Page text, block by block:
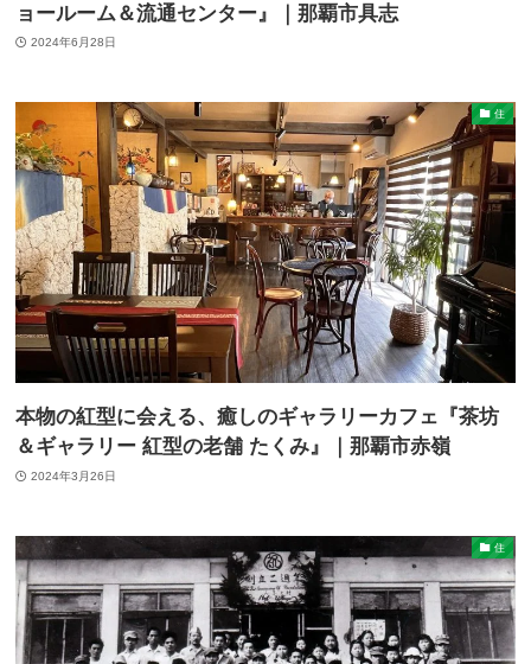
ョールーム＆流通センター』｜那覇市具志
2024年6月28日
住
本物の紅型に会える、癒しのギャラリーカフェ『茶坊
＆ギャラリー 紅型の老舗 たくみ』｜那覇市赤嶺
2024年3月26日
住